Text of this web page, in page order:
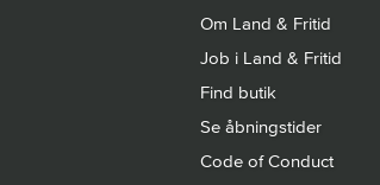
Om Land & Fritid
Job i Land & Fritid
Find butik
Se åbningstider
Code of Conduct